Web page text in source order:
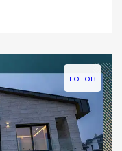
готов